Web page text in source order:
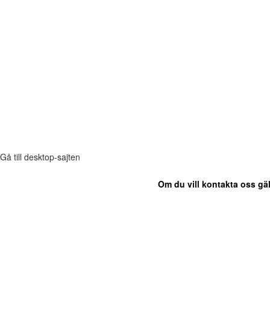
Gå till desktop-sajten
Om du vill kontakta oss